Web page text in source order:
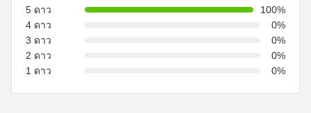
5 ดาว
100%
4 ดาว
0%
3 ดาว
0%
2 ดาว
0%
1 ดาว
0%